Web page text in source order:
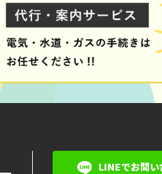
LINEでお問い